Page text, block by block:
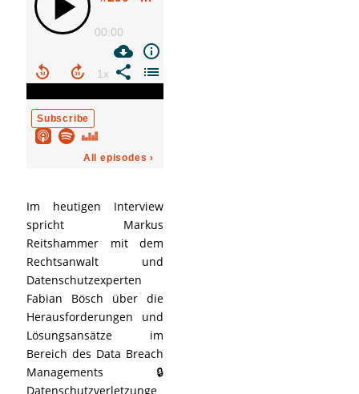
Im heutigen Interview
spricht Markus
Reitshammer mit dem
Rechtsanwalt und
Datenschutzexperten
Fabian Bösch über die
Herausforderungen und
Lösungsansätze im
Bereich des Data Breach
Managements 🔒
Datenschutzverletzunge